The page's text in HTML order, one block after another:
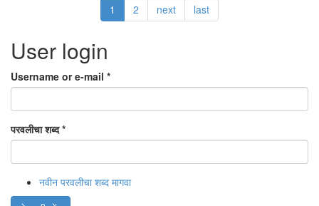
1 2 next last
User login
Username or e-mail *
परवलीचा शब्द*
नवीन परवलीचा शब्द मागवा